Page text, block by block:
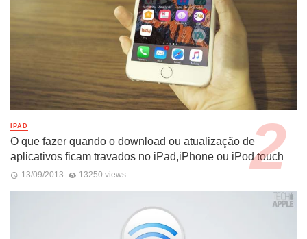
IPAD
O que fazer quando o download ou atualização de
aplicativos ficam travados no iPad,iPhone ou iPod touch
13/09/2013 13250 views